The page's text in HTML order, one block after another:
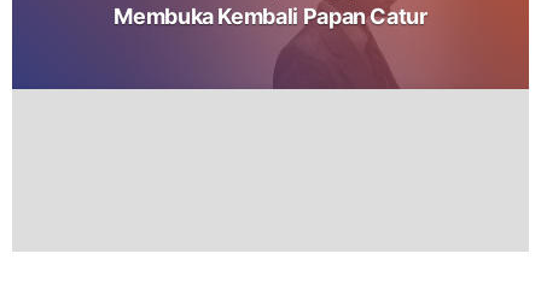
Membuka Kembali Papan Catur